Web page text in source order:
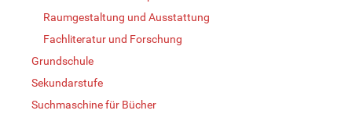
Raumgestaltung und Ausstattung
Fachliteratur und Forschung
Grundschule
Sekundarstufe
Suchmaschine für Bücher